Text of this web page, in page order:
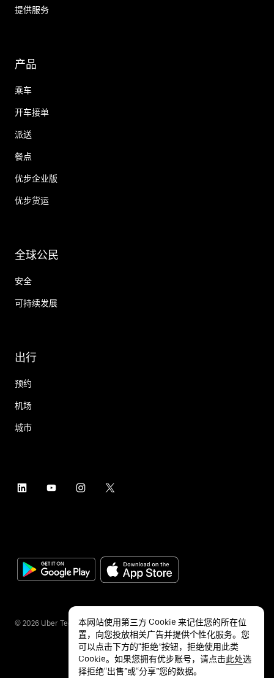
提供服务
产品
乘车
开车接单
派送
餐点
优步企业版
优步货运
全球公民
安全
可持续发展
出行
预约
机场
城市
© 2026 Uber Technologies Inc.
本网站使用第三方 Cookie 来记住您的所在位
置，向您投放相关广告并提供个性化服务。您
可以点击下方的“拒绝”按钮，拒绝使用此类
Cookie。如果您拥有优步账号，请点击此处选
择拒绝“出售”或“分享”您的数据。